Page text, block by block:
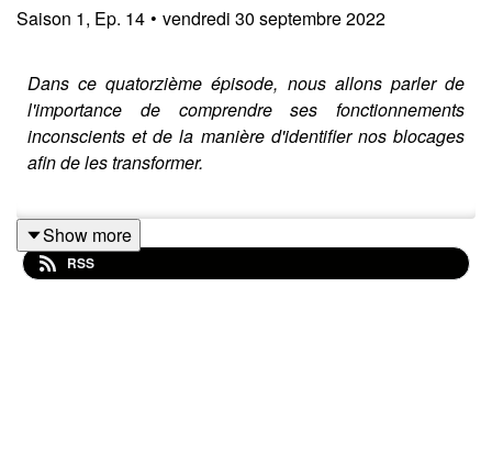
Saison 1, Ep. 14 • vendredi 30 septembre 2022
Dans ce quatorzième épisode, nous allons parler de
l'importance de comprendre ses fonctionnements
inconscients et de la manière d'identifier nos blocages
afin de les transformer.
Pour en savoir plus et recevoir l'outil d'auto-évaluation
gratuit :https://melaniesylla.com/illuminer-linconscient-
Show more
RSS